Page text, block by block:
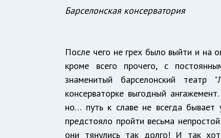
Барселонская консерватория
После чего не грех было выйти и на
кроме всего прочего, с
знаменитый барселонский
консерваторке выгодный
но… путь к славе не всегда
предстояло пройти весьма
они тянулись так долго! И так